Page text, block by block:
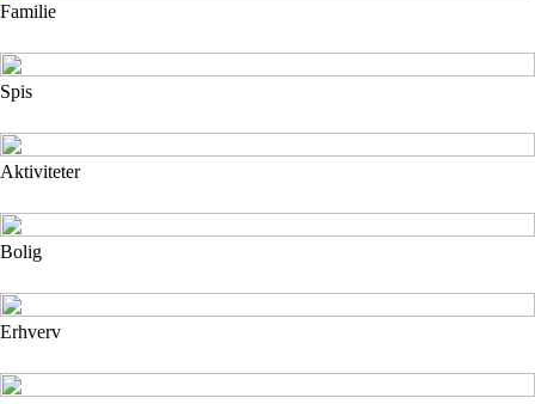
Familie
Spis
Aktiviteter
Bolig
Erhverv